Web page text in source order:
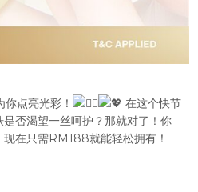
点亮光彩！
在这个快节
否渴望一丝呵护？那就对了！你
在只需RM188就能轻松拥有！